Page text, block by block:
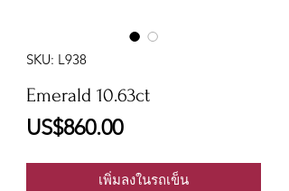
SKU: L938
Emerald 10.63ct
US$860.00ราคา
เพิ่มลงในรถเข็น